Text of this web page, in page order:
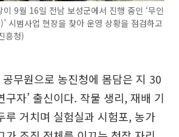
9월 16일 전남 보성군에서 진행 중인 ‘무인
시범사업 현장을 찾아 운영 상황을 점검하고
흥청)
무원으로 농진청에 몸담은 지 30
구자’ 출신이다. 작물 생리, 재배 기
루 거치며 실험실과 시험포, 농가